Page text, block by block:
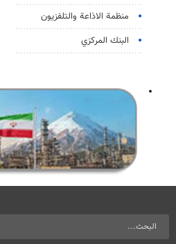
منظمة الاذاعة والتلفزیون
البنك المركزي